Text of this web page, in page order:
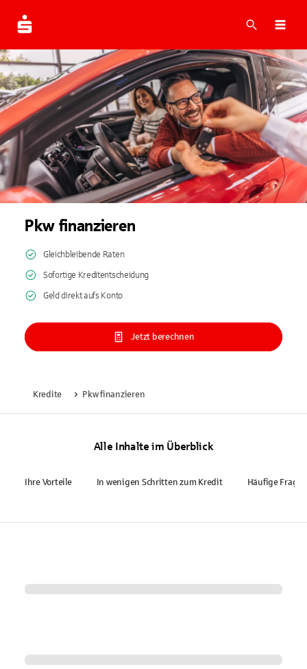
Suche
Pkw finanzieren
Gleichbleibende Raten
Sofortige Kreditentscheidung
Geld direkt aufs Konto
Jetzt berechnen
Kredite Pkw finanzieren
Alle Inhalte im Überblick
Ihre Vorteile In wenigen Schritten zum Kredit Häufige Fragen